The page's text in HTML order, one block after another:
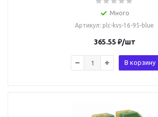
Много
Артикул: plc-kvs-16-95-blue
365.55 ₽/шт
В корзину